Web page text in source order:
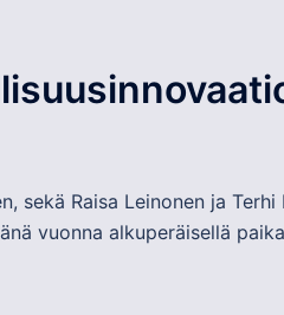
sekä Raisa Leinonen ja
vuonna alkuperäisellä